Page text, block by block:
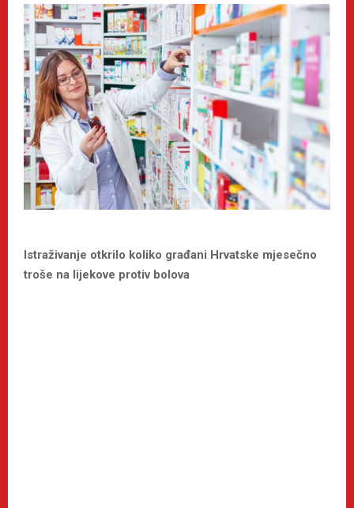
Istraživanje otkrilo koliko građani Hrvatske mjesečno
troše na lijekove protiv bolova